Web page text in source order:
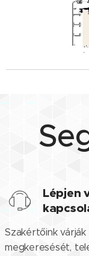
Lépjen
Szakértőink várják
megkeresését,